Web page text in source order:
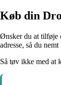
Køb din
Ønsker du at tilføje
adresse, så du
Så tøv ikke med at